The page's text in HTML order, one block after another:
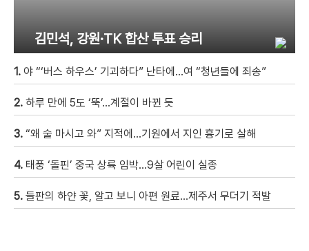
김민석, 강원·TK 합산 투표 승리
1. 야 “‘버스 하우스’ 기괴하다” 난타에…여 “청년들에 죄송”
2. 하루 만에 5도 ‘뚝’…계절이 바뀐 듯
3. “왜 술 마시고 와” 지적에…기원에서 지인 흉기로 살해
4. 태풍 ‘돌핀’ 중국 상륙 임박…9살 어린이 실종
5. 들판의 하얀 꽃, 알고 보니 아편 원료…제주서 무더기 적발